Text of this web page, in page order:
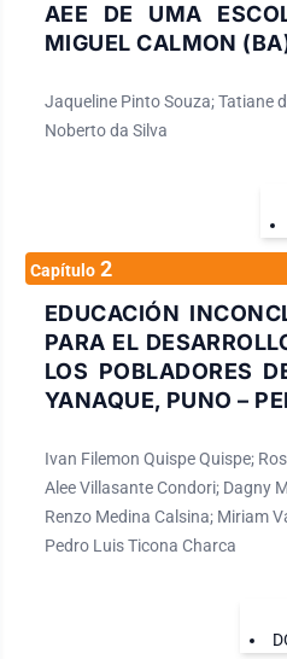
AEE DE UMA
MIGUEL CALMON
Jaqueline Pinto Souza; Tatiane
Noberto da Silva
Capítulo 2
EDUCACIÓN
PARA EL
LOS POBLADORES
YANAQUE, PUNO –
Ivan Filemon Quispe Quispe;
Alee Villasante Condori; Dagny
Renzo Medina Calsina; Miriam
Pedro Luis Ticona Charca